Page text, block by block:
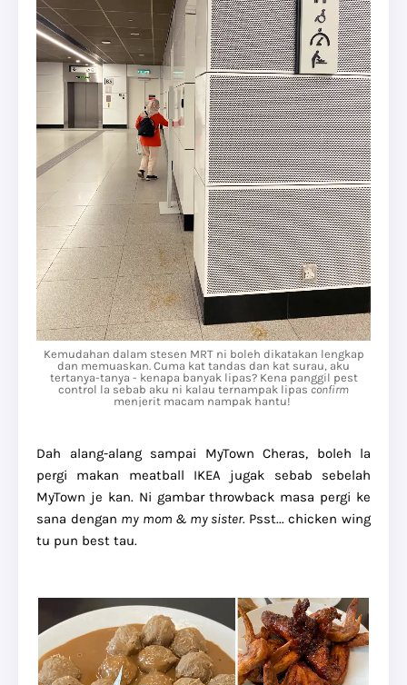
Kemudahan dalam stesen MRT ni boleh dikatakan lengkap
dan memuaskan. Cuma kat tandas dan kat surau, aku
tertanya-tanya - kenapa banyak lipas? Kena panggil pest
control la sebab aku ni kalau ternampak lipas confirm
menjerit macam nampak hantu!
Dah alang-alang sampai MyTown Cheras, boleh la
pergi makan meatball IKEA jugak sebab sebelah
MyTown je kan. Ni gambar throwback masa pergi ke
sana dengan my mom & my sister. Psst... chicken wing
tu pun best tau.